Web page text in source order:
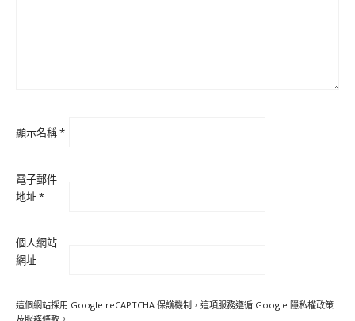
顯示名稱*
電子郵件
地址*
個人網站
網址
這個網站採用 Google reCAPTCHA 保護機制，這項服務遵循 Google 隱私權政策